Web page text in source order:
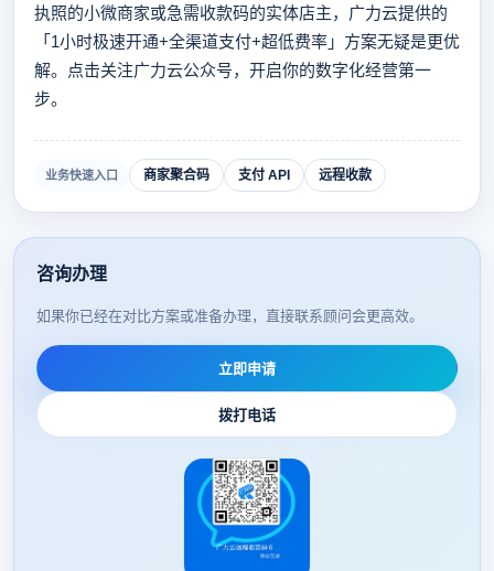
执照的小微商家或急需收款码的实体店主，广力云提供的
「1小时极速开通+全渠道支付+超低费率」方案无疑是更优
解。点击关注广力云公众号，开启你的数字化经营第一
步。
业务快速入口 商家聚合码 支付 API 远程收款
咨询办理
如果你已经在对比方案或准备办理，直接联系顾问会更高效。
立即申请
拨打电话